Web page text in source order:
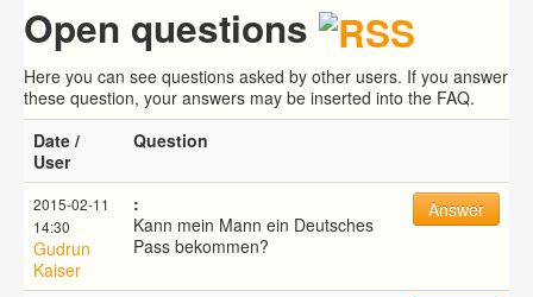
Open questions
Here you can see questions asked by other users. If you answer
these question, your answers may be inserted into the FAQ.
Date /
User
Question
2015-02-11
14:30
Gudrun
Kaiser
:
Kann mein Mann ein Deutsches
Pass bekommen?
Answer